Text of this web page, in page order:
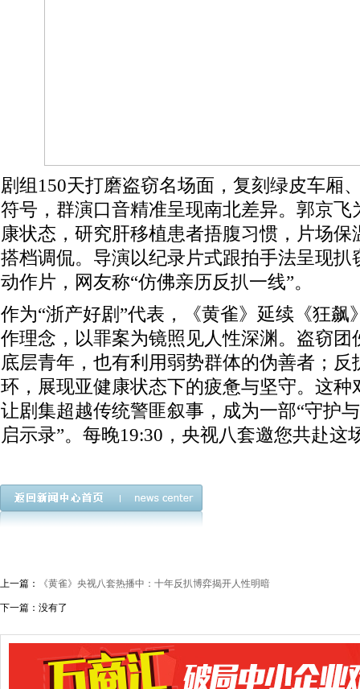
剧组150天打磨盗窃名场面，复刻绿皮车厢
符号，群演口音精准呈现南北差异。郭京飞
康状态，研究肝移植患者捂腹习惯，片场保
搭档调侃。导演以纪录片式跟拍手法呈现扒
动作片，网友称“仿佛亲历反扒一线”。
作为“浙产好剧”代表，《黄雀》延续《狂飙
作理念，以罪案为镜照见人性深渊。盗窃团
底层青年，也有利用弱势群体的伪善者；反
环，展现亚健康状态下的疲惫与坚守。这种
让剧集超越传统警匪叙事，成为一部“守护
启示录”。每晚19:30，央视八套邀您共赴这
上一篇： 《黄雀》央视八套热播中：十年反扒博弈揭开人性明暗
下一篇：没有了